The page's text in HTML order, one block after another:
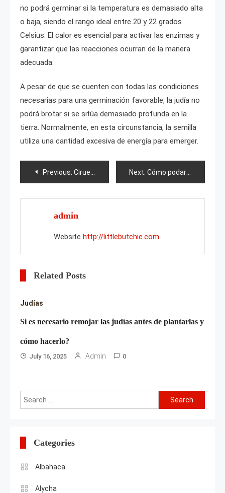
no podrá germinar si la temperatura es demasiado alta
o baja, siendo el rango ideal entre 20 y 22 grados
Celsius. El calor es esencial para activar las enzimas y
garantizar que las reacciones ocurran de la manera
adecuada.
A pesar de que se cuenten con todas las condiciones
necesarias para una germinación favorable, la judía no
podrá brotar si se sitúa demasiado profunda en la
tierra. Normalmente, en esta circunstancia, la semilla
utiliza una cantidad excesiva de energía para emerger.
Post
navigation
Previous: Ciruela Vesta Next: Cómo podar cebollas antes de plantarlas?
admin
Website http://littlebutchie.com
Related Posts
Judías
Si es necesario remojar las judías antes de plantarlas y
cómo hacerlo?
July 16, 2025 Admin 0
Search
for:
Categories
Albahaca
Alycha